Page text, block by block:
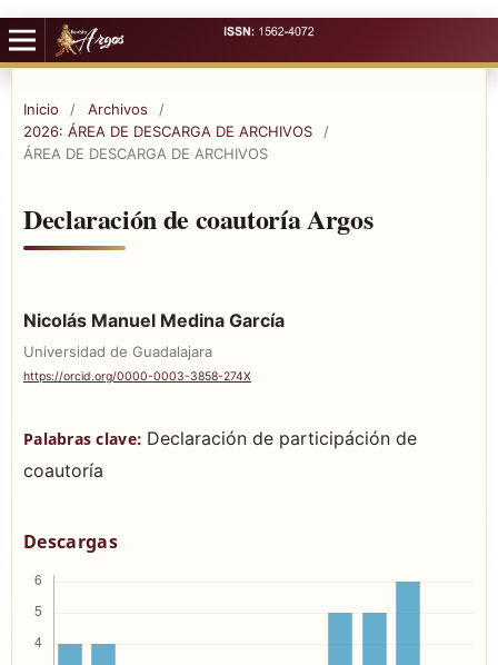
Inicio / Archivos
/
2026: ÁREA DE DESCARGA DE ARCHIVOS
/
ÁREA DE DESCARGA DE ARCHIVOS
Declaración de coautoría Argos
Nicolás Manuel Medina García
Universidad de Guadalajara
https://orcid.org/0000-0003-3858-274X
Palabras clave: Declaración de participáción de
coautoría
Descargas